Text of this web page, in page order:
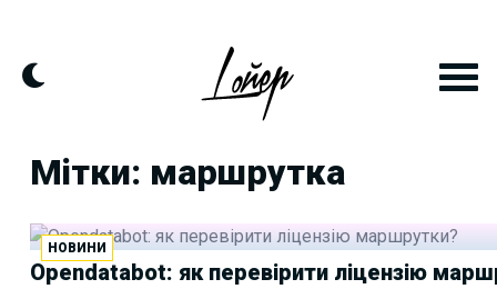
content
Мітки: маршрутка
НОВИНИ
Opendatabot: як перевірити ліцензію